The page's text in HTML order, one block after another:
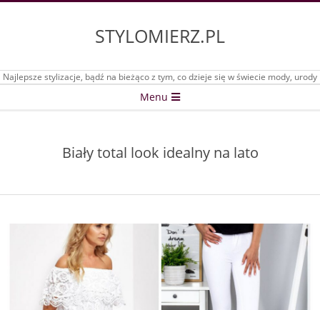
STYLOMIERZ.PL
Najlepsze stylizacje, bądź na bieżąco z tym, co dzieje się w świecie mody, urody
Menu
Biały total look idealny na lato